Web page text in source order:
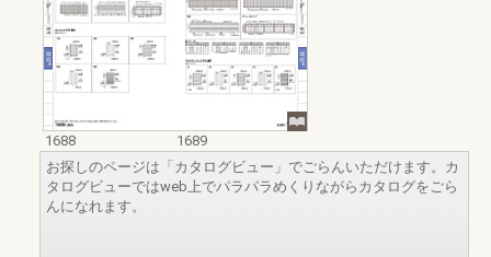
1688
1689
お探しのページは「カタログビュー」でごらんいただけます。カ
タログビューではweb上でパラパラめくりながらカタログをごら
んになれます。